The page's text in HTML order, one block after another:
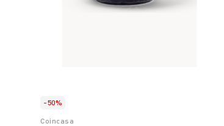
-50%
Coincasa